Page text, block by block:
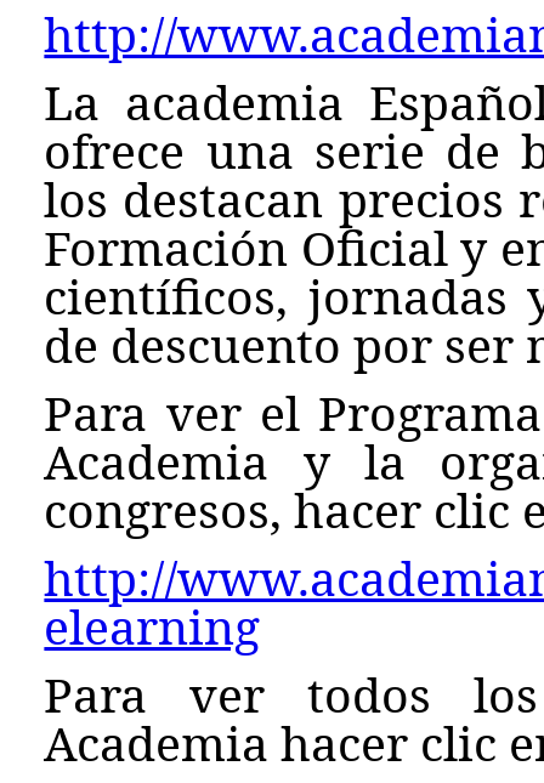
http://
La academia
ofrece una serie de
los destacan precios
Formación Oficial y
científicos, jornadas
de descuento por ser
Para ver el
Academia y la
congresos, hacer clic
http://
elearning
Para ver todos
Academia hacer clic